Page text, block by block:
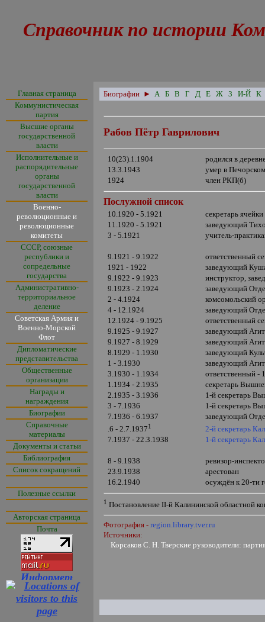
Справочник по истории
Главная страница
Коммунистическая
партия
Высшие органы
государственной
власти
Исполнительные и
распорядительные
органы
государственной
власти
Военно-
революционные и
революционные
комитеты
СССР, союзные
республики и
сопредельные
государства
Административно-
территориальное
деление
Советская Армия и
Военно-Морской
Флот
Дипломатические
представительства
Общественные
организации
Награды и
награждения
Биографии
Справочные
материалы
Документы и статьи
Библиография
Список сокращений
Полезные ссылки
Авторская страница
Почта
Биографии ► А Б В Г Д Е Ж З И-Й К
Рабов Пётр Гаврилович
10(23).1.1904
родился в
13.3.1943
умер в
1924
член РКП(б)
Послужной список
10.1920 - 5.1921
секретарь
11.1920 - 5.1921
заведующий
3 - 5.1921
учитель-
9.1921 - 9.1922
ответственный
1921 - 1922
заведующий
9.1922 - 9.1923
инструктор,
9.1923 - 2.1924
заведующий
2 - 4.1924
комсомольский
4 - 12.1924
заведующий
12.1924 - 9.1925
ответственный
9.1925 - 9.1927
заведующий
9.1927 - 8.1929
заведующий
8.1929 - 1.1930
заведующий
1 - 3.1930
заведующий
3.1930 - 1.1934
ответственный -
1.1934 - 2.1935
секретарь
2.1935 - 3.1936
1-й секретарь
3 - 7.1936
1-й секретарь
7.1936 - 6.1937
заведующий
.6 - 2.7.19371
2-й секретарь
7.1937 - 22.3.1938
1-й секретарь
8 - 9.1938
ревизор-
23.9.1938
арестован
16.2.1940
осуждён к 20-ти
1 ПостановлениеII-й Калининской областной
Фотография - region.library.tver.ru
Источники:
Корсаков С. Н. Тверские руководители: